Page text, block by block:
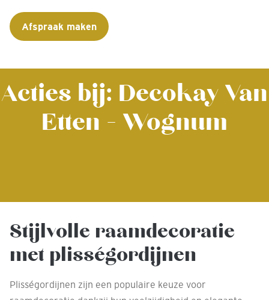
Afspraak maken
Acties bij: Decokay Van
Etten - Wognum
Stijlvolle raamdecoratie
met plisségordijnen
Plisségordijnen zijn een populaire keuze voor